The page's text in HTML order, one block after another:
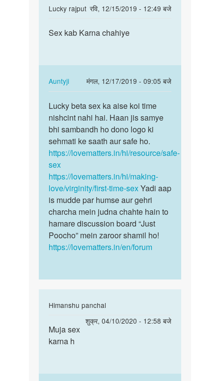
Lucky rajput रवि, 12/15/2019 - 12:49 बजे
In
to
ki
sahi
age
samar
Sex
chahiye
Sex kab Karna chahiye
Auntyji
मंगल, 12/17/2019 - 09:05 बजे
In
reply
to
Sex
kab
Karna
chahiye
Lucky
rajput
Lucky
beta
sex
ka
aise
koi…
Lucky beta sex ka aise koi time
nishcint nahi hai. Haan jis samye
bhi sambandh ho dono logo ki
sehmati ke saath aur safe ho.
https://lovematters.in/hi/resource/safe-
sex
https://lovematters.in/hi/making-
love/virginity/first-time-sexYadi aap
is mudde par humse aur gehri
charcha mein judna chahte hain to
hamare discussion board “Just
Poocho” mein zaroor shamil ho!
https://lovematters.in/en/forum
Himanshu panchal
शुक्र, 04/10/2020 - 12:58 बजे
sahi
Muja
sex
Muja sex
karna h